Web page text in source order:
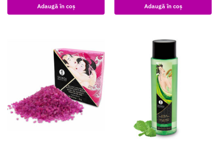
Adaugă în coș Adaugă în coș